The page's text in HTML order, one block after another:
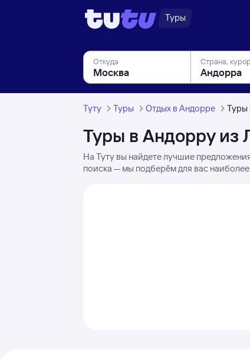
Туры
Откуда Страна,
Туту Туры Отдых в Андорре Туры
Туры в Андорру из
На Туту вы найдете лучшие
поиска — мы подберём для вас